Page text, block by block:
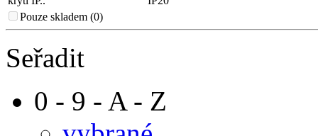
Pouze skladem (0)
Seřadit
0 - 9 - A - Z